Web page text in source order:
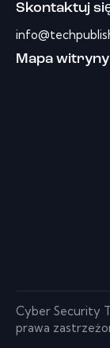
Skontaktuj
Mapa witryny
Cyber ​​Security
prawa